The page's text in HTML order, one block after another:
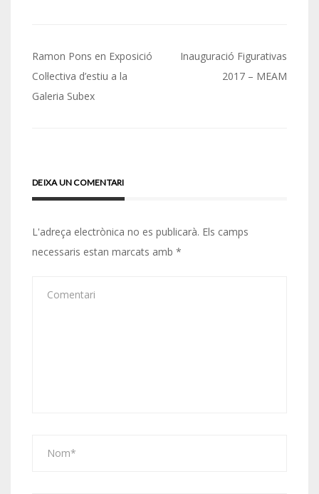
Navegació
d'entrades
Ramon Pons en Exposició
Col·lectiva d’estiu a la
Galeria Subex
Inauguració Figurativas
2017 – MEAM
DEIXA UN COMENTARI
L'adreça electrònica no es publicarà. Els camps
necessaris estan marcats amb *